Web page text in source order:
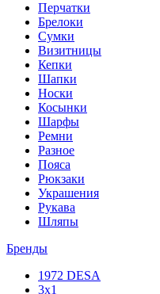
Перчатки
Брелоки
Сумки
Визитницы
Кепки
Шапки
Носки
Косынки
Шарфы
Ремни
Разное
Пояса
Рюкзаки
Украшения
Рукава
Шляпы
Бренды
1972 DESA
3x1